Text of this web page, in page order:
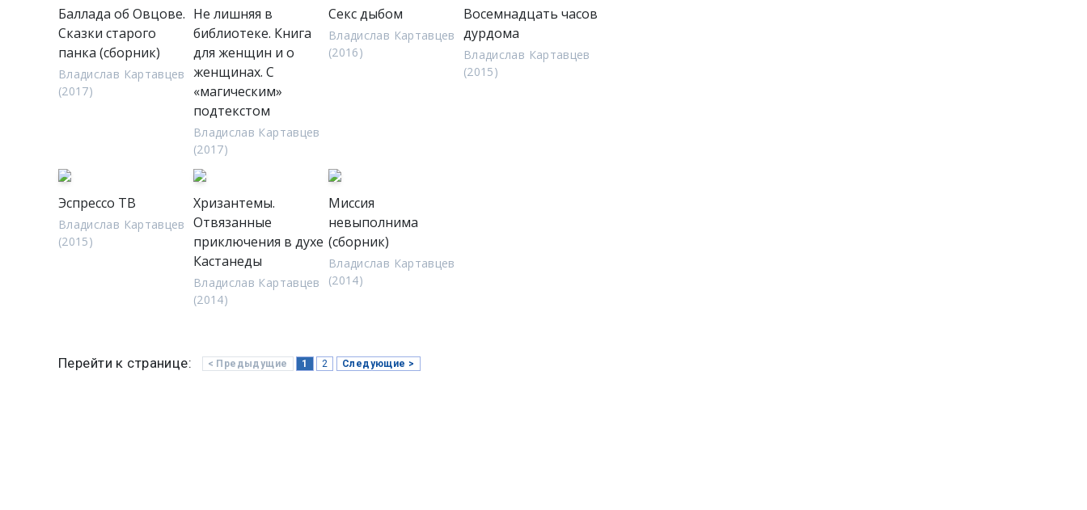
Баллада об Овцове.
Сказки старого
панка (сборник)
Владислав Картавцев
(2017)
Не лишняя в
библиотеке. Книга
для женщин и о
женщинах. С
«магическим»
подтекстом
Владислав Картавцев
(2017)
Секс дыбом
Владислав Картавцев
(2016)
Восемнадцать часов
дурдома
Владислав Картавцев
(2015)
Эспрессо ТВ
Владислав Картавцев
(2015)
Хризантемы.
Отвязанные
приключения в духе
Кастанеды
Владислав Картавцев
(2014)
Миссия
невыполнима
(сборник)
Владислав Картавцев
(2014)
Перейти к странице: < Предыдущие 1 2 Следующие >